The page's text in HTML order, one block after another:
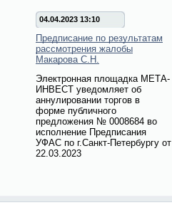
04.04.2023 13:10
Предписание по результатам
рассмотрения жалобы
Макарова С.Н.
Электронная площадка МЕТА-
ИНВЕСТ уведомляет об
аннулировании торгов в
форме публичного
предложения № 0008684 во
исполнение Предписания
УФАС по г.Санкт-Петербургу от
22.03.2023